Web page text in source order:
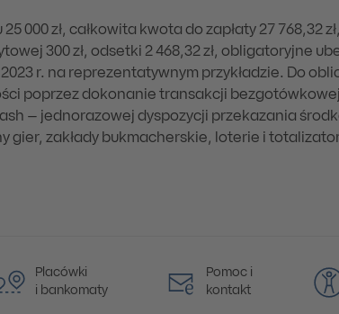
000 zł, całkowita kwota do zapłaty 27 768,32
300 zł, odsetki 2 468,32 zł, obligatoryjne
r. na reprezentatywnym przykładzie. Do
poprzez dokonanie transakcji
– jednorazowej dyspozycji przekazania
zakłady bukmacherskie, loterie i
Placówki
i bankomaty
Pomoc i
kontakt